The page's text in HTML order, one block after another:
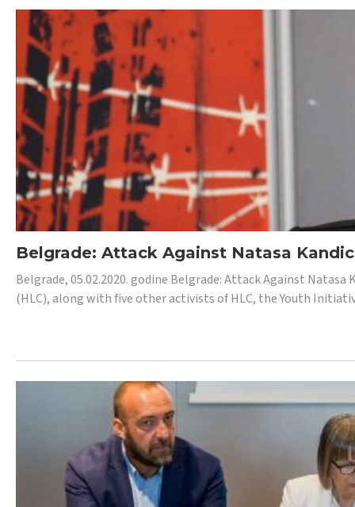
Belgrade: Attack Against Natasa
Belgrade, 05.02.2020. godine Belgrade: Attack Against
(HLC), along with five other activists of HLC, the Youth